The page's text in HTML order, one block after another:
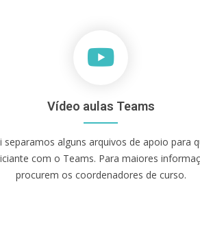
Vídeo aulas Teams
separamos alguns arquivos de apoio para
com o Teams. Para maiores
procurem os coordenadores de curso.